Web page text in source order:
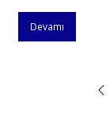
Devamı